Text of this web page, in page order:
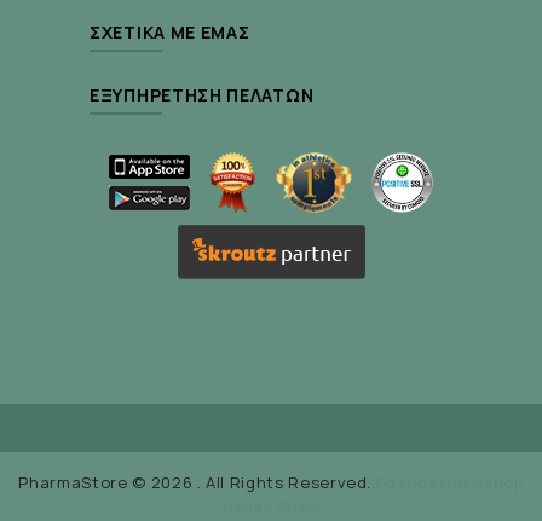
ΣΧΕΤΙΚΆ ΜΕ ΕΜΆΣ
ΕΞΥΠΗΡΈΤΗΣΗ ΠΕΛΑΤΏΝ
PharmaStore © 2026 . All Rights Reserved.